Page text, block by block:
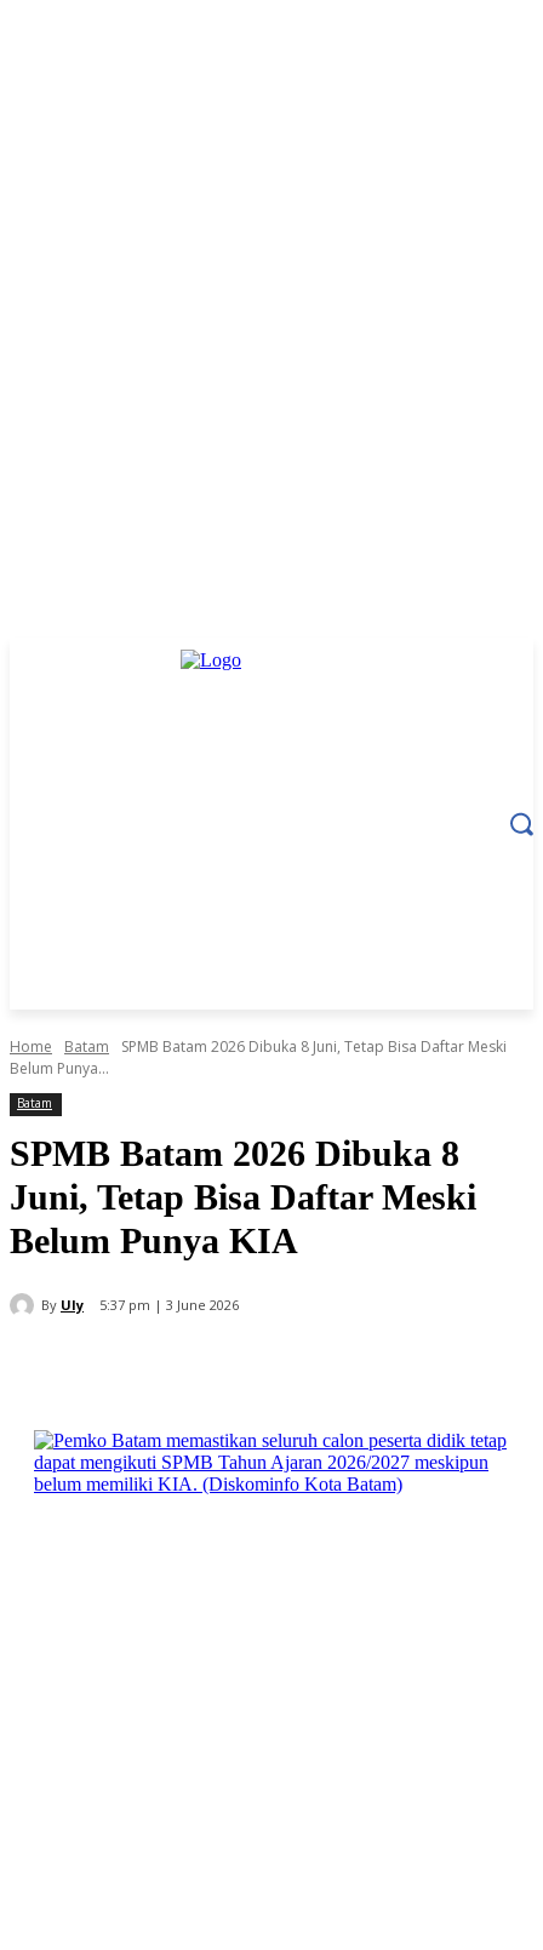
Home Batam
SPMB Batam 2026 Dibuka 8 Juni, Tetap Bisa Daftar Meski
Belum Punya...
Batam
SPMB Batam 2026 Dibuka 8
Juni, Tetap Bisa Daftar Meski
Belum Punya KIA
By Uly 5:37 pm | 3 June 2026